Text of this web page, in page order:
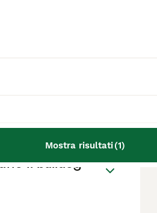
Mostra risultati(1)
del
il bulldog